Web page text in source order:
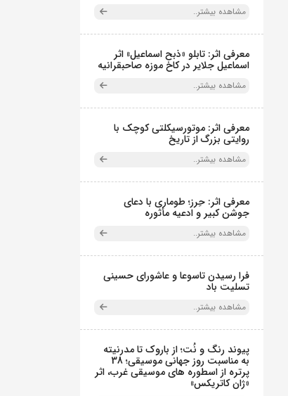
مشاهده بیشتر..
معرفی اثر: تابلو «ذبح اسماعیل» اثر
اسماعیل جلایر در کاخ موزه صاحبقرانیه
مشاهده بیشتر..
معرفی اثر: موتورسیکلتی کوچک با
روایتی بزرگ از تاریخ
مشاهده بیشتر..
معرفی اثر: حِرز؛ طوماری با دعای
جوشن کبیر و ادعیه مأثوره
مشاهده بیشتر..
فرا رسیدن تاسوعا و عاشورای حسینی
تسلیت باد
مشاهده بیشتر..
پیوند رنگ و نُت؛ از باروک تا مدرنیته
به مناسبت روز جهانی موسیقی؛ 38
پرتره از اسطوره های موسیقی غرب، اثر
«ژان کاتریکس»